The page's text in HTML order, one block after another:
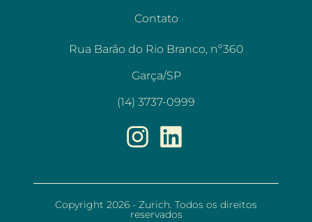
Contato
Rua Barão do Rio Branco, nº360
Garça/SP
(14) 3737-0999
Copyright 2026 - Zurich. Todos os direitos
reservados